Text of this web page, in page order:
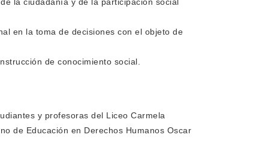
en la toma de decisiones con el objeto de
de conocimiento social.
y profesoras del Liceo Carmela
de Educación en Derechos Humanos Oscar